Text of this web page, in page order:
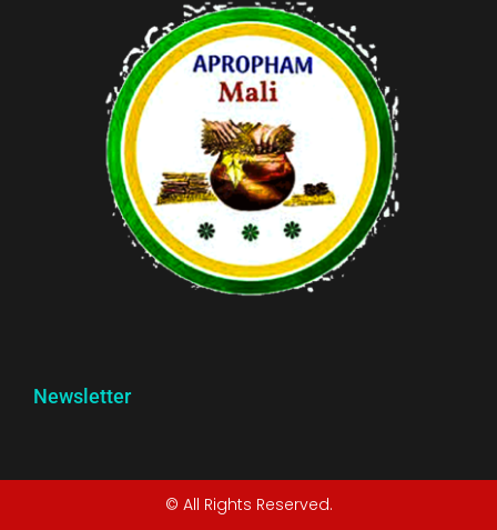
Newsletter
© All Rights Reserved.